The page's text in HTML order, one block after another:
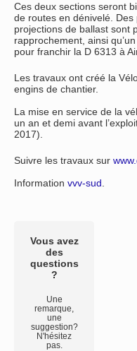
Ces deux sections seront
de routes en dénivelé.
projections de ballast sont
rapprochement, ainsi
pour franchir la D 6313 à
Les travaux ont créé la
engins de chantier.
La mise en service de la
un an et demi avant
2017).
Suivre les travaux sur
Information vvv-sud
Vous avez
des
questions
?
Une
remarque,
une
suggestion?
N'hésitez
pas.